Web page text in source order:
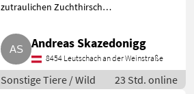
zutraulichen Zuchthirsch
seinen 5. Kopf. Sonstige Tiere
Wild
Andreas Skazedonigg
8454 Leutschach an der Weinstraße
Sonstige Tiere / Wild 23 Std. online